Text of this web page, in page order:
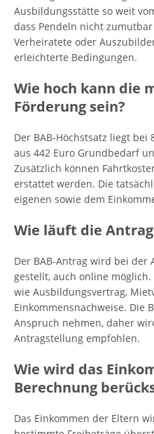
Ausbildungsstätte so weit
dass Pendeln nicht
Verheiratete oder
erleichterte Bedingungen.
Wie hoch kann die
Förderung sein?
Der BAB-Höchstsatz liegt
aus 442 Euro Grundbedarf
Zusätzlich können
erstattet werden. Die
eigenen sowie dem
Wie läuft die
Der BAB-Antrag wird bei
gestellt, auch online
wie Ausbildungsvertrag,
Einkommensnachweise. Die
Anspruch nehmen, daher
Antragstellung empfohlen.
Wie wird das
Berechnung
Das Einkommen der Eltern